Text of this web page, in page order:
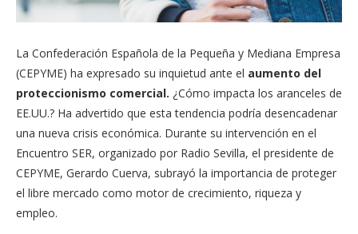
La Confederación Española de la Pequeña y Mediana Empresa
(CEPYME) ha expresado su inquietud ante el aumento del
proteccionismo comercial. ¿Cómo impacta los aranceles de
EE.UU.? Ha advertido que esta tendencia podría desencadenar
una nueva crisis económica. Durante su intervención en el
Encuentro SER, organizado por Radio Sevilla, el presidente de
CEPYME, Gerardo Cuerva, subrayó la importancia de proteger
el libre mercado como motor de crecimiento, riqueza y
empleo.